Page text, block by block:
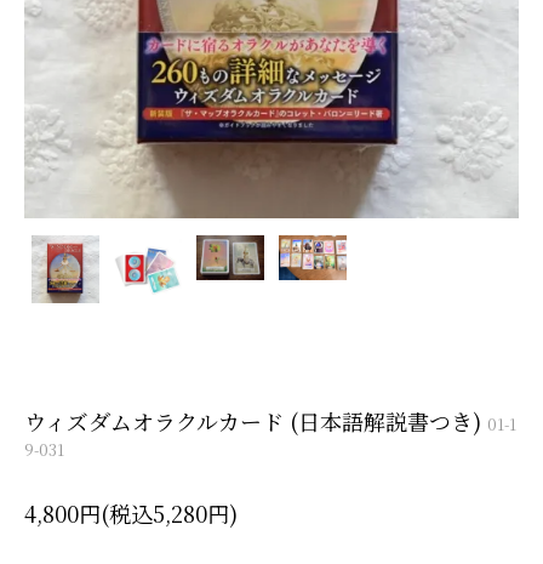
ウィズダムオラクルカード (日本語解説書つき) 01-1
9-031
4,800円(税込5,280円)